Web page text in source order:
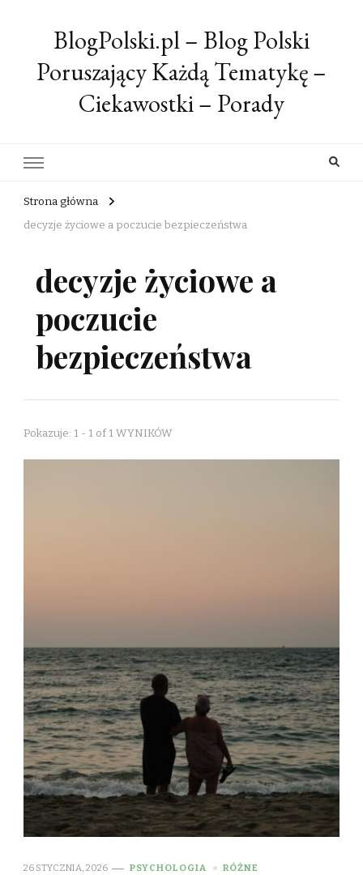
BlogPolski.pl – Blog Polski
Poruszający Każdą Tematykę –
Ciekawostki – Porady
Strona główna
decyzje życiowe a poczucie bezpieczeństwa
decyzje życiowe a
poczucie
bezpieczeństwa
Pokazuje: 1 - 1 of 1 WYNIKÓW
26 STYCZNIA, 2026 PSYCHOLOGIA RÓŻNE